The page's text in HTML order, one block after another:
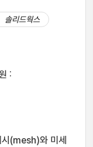
솔리드웍스
:
(mesh)와 미세